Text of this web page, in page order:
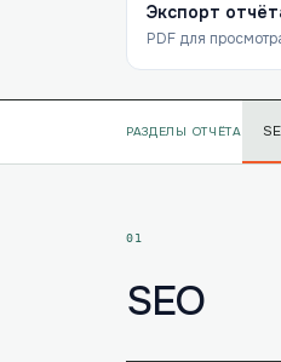
Экспорт
PDF для
РАЗДЕЛЫ ОТЧЁТА
01
SEO